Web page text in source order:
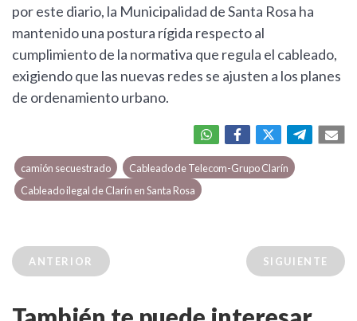
por este diario, la Municipalidad de Santa Rosa ha
mantenido una postura rígida respecto al
cumplimiento de la normativa que regula el cableado,
exigiendo que las nuevas redes se ajusten a los planes
de ordenamiento urbano.
camión secuestrado
Cableado de Telecom-Grupo Clarín
Cableado ilegal de Clarín en Santa Rosa
ANTERIOR SIGUIENTE